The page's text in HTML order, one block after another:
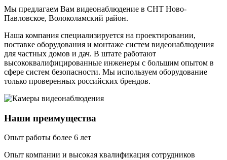
Мы предлагаем Вам видеонаблюдение в СНТ Ново-
Павловское, Волоколамский район.
Наша компания специализируется на проектировании,
поставке оборудования и монтаже систем видеонаблюдения
для частных домов и дач. В штате работают
высококвалифицированные инженеры с большим опытом в
сфере систем безопасности. Мы используем оборудование
только проверенных российских брендов.
Наши преимущества
Опыт работы более 6 лет
Опыт компании и высокая квалификация сотрудников